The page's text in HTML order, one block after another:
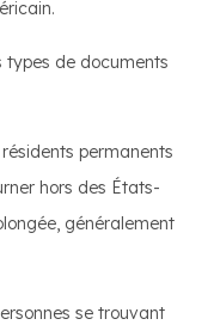
types de documents
résidents permanents
hors des États-
généralement
se trouvant